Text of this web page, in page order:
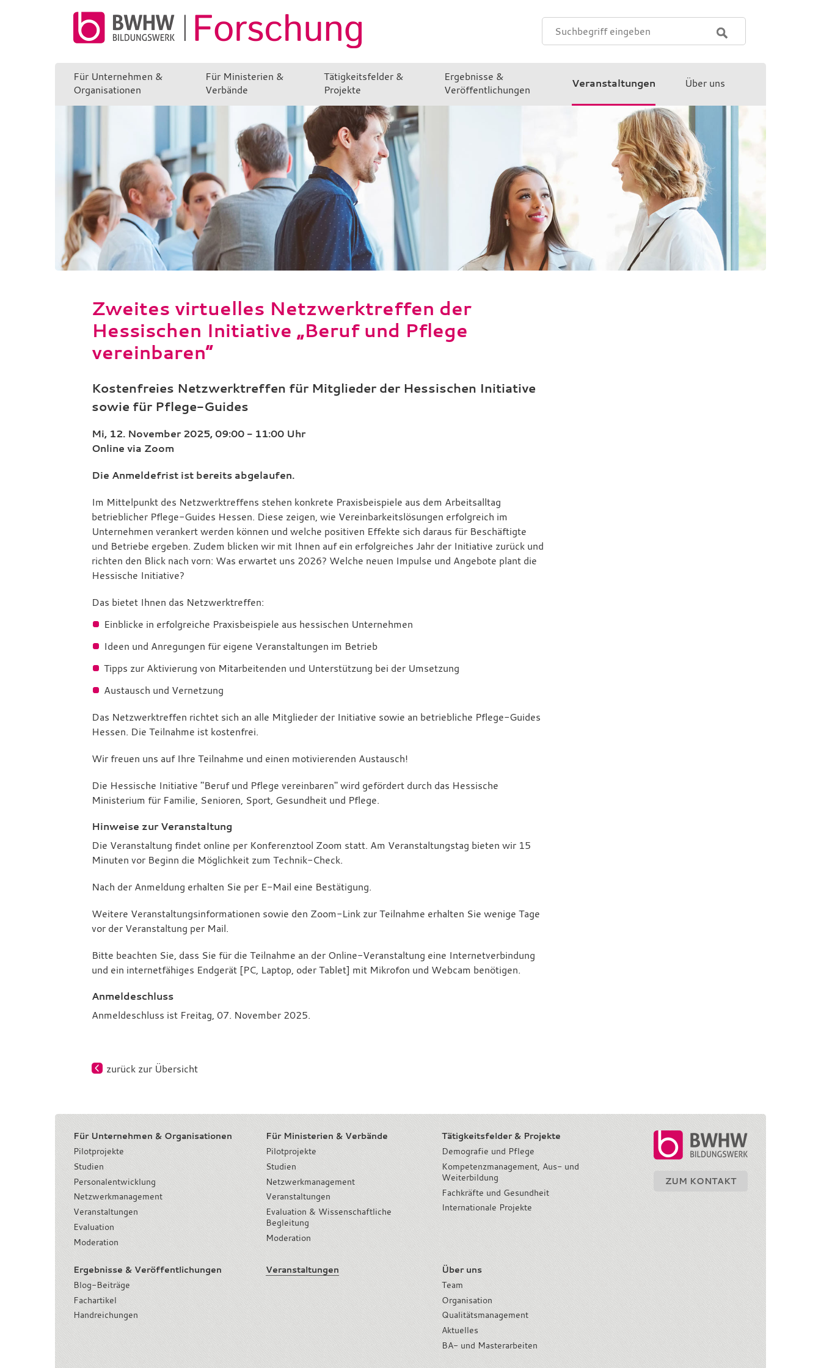
Suchen
Für Unternehmen &
Organisationen
Für Ministerien &
Verbände
Tätigkeitsfelder &
Projekte
Ergebnisse &
Veröffentlichungen
Veranstaltungen Über uns
Zweites virtuelles Netzwerktreffen der
Hessischen Initiative „Beruf und Pflege
vereinbaren“
Kostenfreies Netzwerktreffen für Mitglieder der Hessischen Initiative
sowie für Pflege-Guides
Mi, 12. November 2025, 09:00 - 11:00 Uhr
Online via Zoom
Die Anmeldefrist ist bereits abgelaufen.
Im Mittelpunkt des Netzwerktreffens stehen konkrete Praxisbeispiele aus dem Arbeitsalltag
betrieblicher Pflege-Guides Hessen. Diese zeigen, wie Vereinbarkeitslösungen erfolgreich im
Unternehmen verankert werden können und welche positiven Effekte sich daraus für Beschäftigte
und Betriebe ergeben. Zudem blicken wir mit Ihnen auf ein erfolgreiches Jahr der Initiative zurück und
richten den Blick nach vorn: Was erwartet uns 2026? Welche neuen Impulse und Angebote plant die
Hessische Initiative?
Das bietet Ihnen das Netzwerktreffen:
Einblicke in erfolgreiche Praxisbeispiele aus hessischen Unternehmen
Ideen und Anregungen für eigene Veranstaltungen im Betrieb
Tipps zur Aktivierung von Mitarbeitenden und Unterstützung bei der Umsetzung
Austausch und Vernetzung
Das Netzwerktreffen richtet sich an alle Mitglieder der Initiative sowie an betriebliche Pflege-Guides
Hessen. Die Teilnahme ist kostenfrei.
Wir freuen uns auf Ihre Teilnahme und einen motivierenden Austausch!
Die Hessische Initiative "Beruf und Pflege vereinbaren" wird gefördert durch das Hessische
Ministerium für Familie, Senioren, Sport, Gesundheit und Pflege.
Hinweise zur Veranstaltung
Die Veranstaltung findet online per Konferenztool Zoom statt. Am Veranstaltungstag bieten wir 15
Minuten vor Beginn die Möglichkeit zum Technik-Check.
Nach der Anmeldung erhalten Sie per E-Mail eine Bestätigung.
Weitere Veranstaltungsinformationen sowie den Zoom-Link zur Teilnahme erhalten Sie wenige Tage
vor der Veranstaltung per Mail.
Bitte beachten Sie, dass Sie für die Teilnahme an der Online-Veranstaltung eine Internetverbindung
und ein internetfähiges Endgerät [PC, Laptop, oder Tablet] mit Mikrofon und Webcam benötigen.
Anmeldeschluss
Anmeldeschluss ist Freitag, 07. November 2025.
zurück zur Übersicht
Für Unternehmen & Organisationen
Pilotprojekte
Studien
Personalentwicklung
Netzwerkmanagement
Veranstaltungen
Evaluation
Moderation
Für Ministerien & Verbände
Pilotprojekte
Studien
Netzwerkmanagement
Veranstaltungen
Evaluation & Wissenschaftliche
Begleitung
Moderation
Tätigkeitsfelder & Projekte
Demografie und Pflege
Kompetenzmanagement, Aus- und
Weiterbildung
Fachkräfte und Gesundheit
Internationale Projekte
Ergebnisse & Veröffentlichungen
Blog-Beiträge
Fachartikel
Handreichungen
Veranstaltungen
Über uns
Team
Organisation
Qualitätsmanagement
Aktuelles
BA- und Masterarbeiten
ZUM KONTAKT